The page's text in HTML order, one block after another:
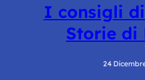
I consigli
Storie di
24